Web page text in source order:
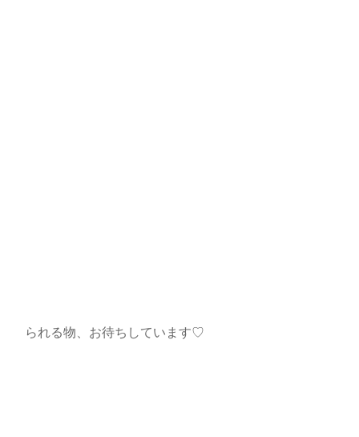
られる物、お待ちしています♡